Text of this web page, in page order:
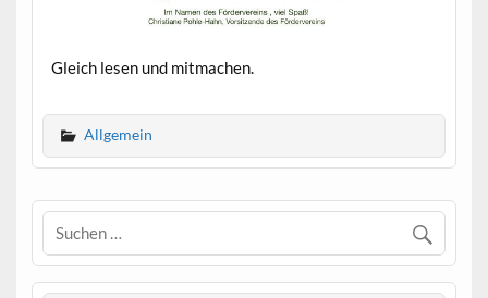
Gleich lesen und mitmachen.
Allgemein